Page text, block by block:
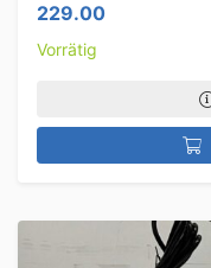
229.00
Vorrätig